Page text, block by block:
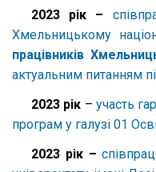
2023 рік –
Хмельницькому
працівників
актуальним питанням
2023 рік – участь
програм у галузі 01
2023 рік –